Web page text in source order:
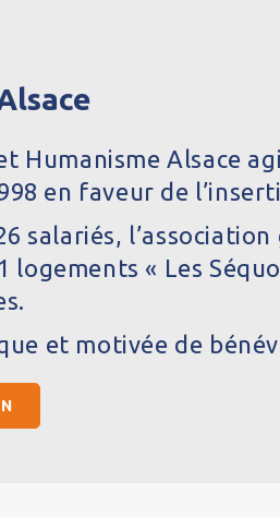
Humanisme Alsace
en faveur de
salariés,
logements « Les
et motivée de